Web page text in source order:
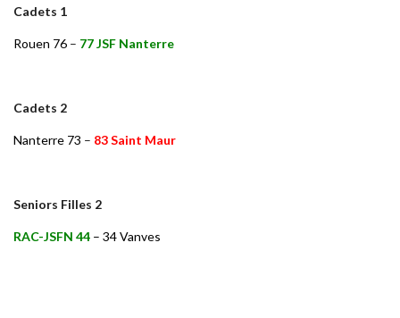
Cadets 1
Rouen 76 – 77 JSF Nanterre
Cadets 2
Nanterre 73 – 83 Saint Maur
Seniors Filles 2
RAC-JSFN 44 – 34 Vanves